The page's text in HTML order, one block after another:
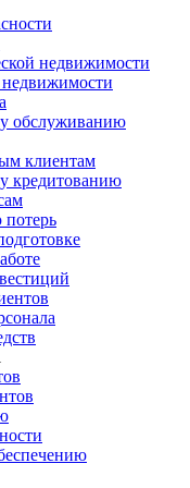
недвижимости
недвижимости
обслуживанию
клиентам
кредитованию